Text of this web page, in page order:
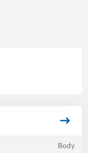
Body